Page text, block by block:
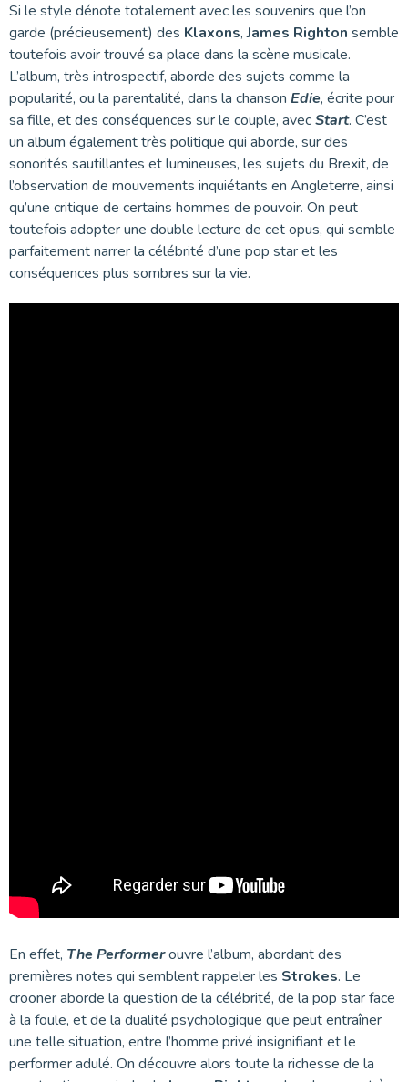
Si le style dénote totalement avec les souvenirs que l’on
garde (précieusement) des Klaxons,James Righton semble
toutefois avoir trouvé sa place dans la scène musicale.
L’album, très introspectif, aborde des sujets comme la
popularité, ou la parentalité, dans la chanson Edie, écrite pour
sa fille, et des conséquences sur le couple, avecStart. C’est
un album également très politique qui aborde, sur des
sonorités sautillantes et lumineuses, les sujets du Brexit, de
l’observation de mouvements inquiétants en Angleterre, ainsi
qu’une critique de certains hommes de pouvoir. On peut
toutefois adopter une double lecture de cet opus, qui semble
parfaitement narrer la célébrité d’une pop star et les
conséquences plus sombres sur la vie.
En effet, The Performerouvre l’album, abordant des
premières notes qui semblent rappeler les Strokes. Le
crooner aborde la question de la célébrité, de la pop star face
à la foule, et de la dualité psychologique que peut entraîner
une telle situation, entre l’homme privé insignifiant et le
performer adulé. On découvre alors toute la richesse de la